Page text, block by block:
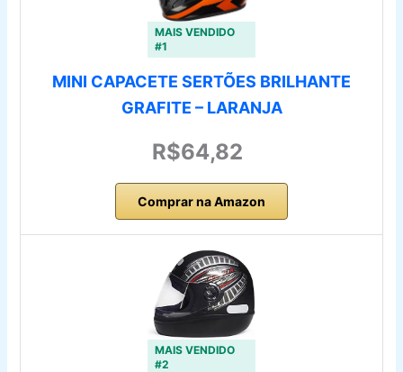
MAIS VENDIDO
#1
MINI CAPACETE SERTÕES BRILHANTE
GRAFITE – LARANJA
R$64,82
Comprar na Amazon
MAIS VENDIDO
#2